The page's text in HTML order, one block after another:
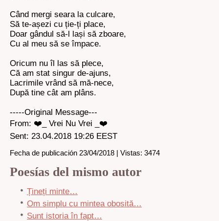
Când mergi seara la culcare,
Să te-așezi cu ție-ți place,
Doar gândul să-l lași să zboare,
Cu al meu să se împace.
Oricum nu îl las să plece,
Că am stat singur de-ajuns,
Lacrimile vrând să mă-nece,
După tine cât am plâns.
-----Original Message---
From: ❤️_ Vrei Nu Vrei _❤️
Sent: 23.04.2018 19:26 EEST
Fecha de publicación 23/04/2018 | Vistas: 3474
Poesías del mismo autor
Țineți minte…
Om simplu cu mintea obosită…
Sunt istoria în fapt…